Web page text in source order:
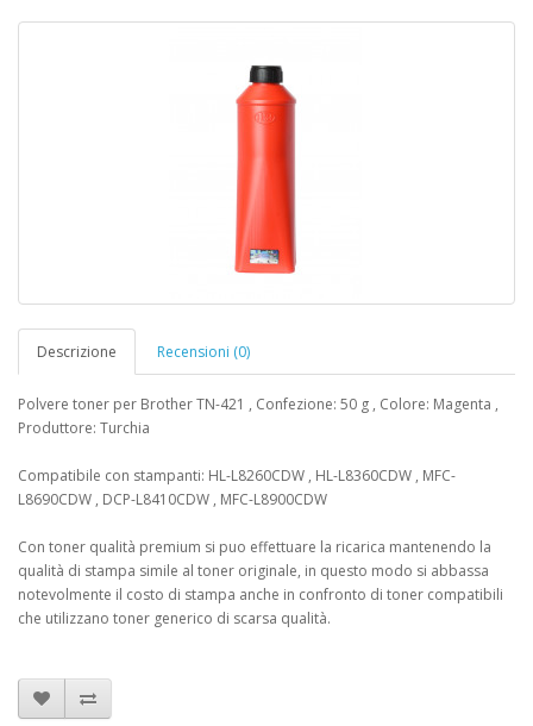
Descrizione Recensioni (0)
Polvere toner per Brother TN-421 , Confezione: 50 g , Colore: Magenta ,
Produttore: Turchia
Compatibile con stampanti: HL-L8260CDW , HL-L8360CDW , MFC-
L8690CDW , DCP-L8410CDW , MFC-L8900CDW
Con toner qualità premium si puo effettuare la ricarica mantenendo la
qualità di stampa simile al toner originale, in questo modo si abbassa
notevolmente il costo di stampa anche in confronto di toner compatibili
che utilizzano toner generico di scarsa qualità.